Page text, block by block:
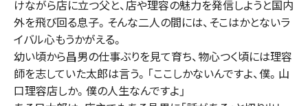
けながら店に立つ父と、店や理容の魅力を発信しようと国内
外を飛び回る息子。そんな二人の間には、そこはかとないラ
イバル心もうかがえる。
幼い頃から昌男の仕事ぶりを見て育ち、物心つく頃には理容
師を志していた太郎は言う。「ここしかないんですよ、僕。山
口理容店しか。僕の人生なんですよ」